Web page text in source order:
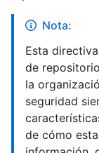
Nota:
Esta
de
la
seguridad
de cómo